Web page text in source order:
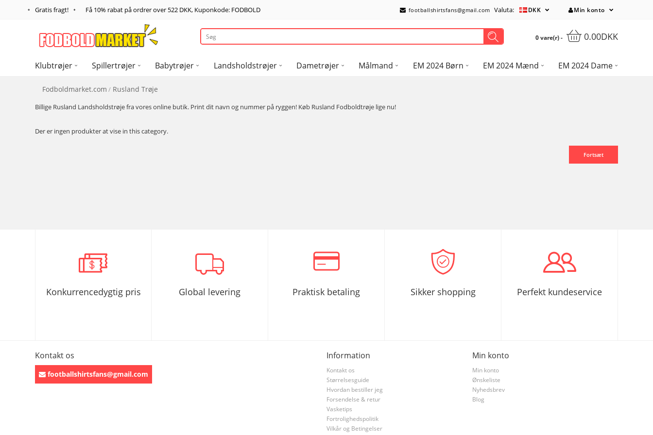
Gratis fragt! Få 10% rabat på ordrer over 522 DKK, Kuponkode: FODBOLD footballshirtsfans@gmail.com Valuta: DKK Min konto
0 vare(r) - 0.00DKK
Klubtrøjer Spillertrøjer Babytrøjer Landsholdstrøjer Dametrøjer Målmand EM 2024 Børn EM 2024 Mænd EM 2024 Dame
Fodboldmarket.com Rusland Trøje
Billige Rusland Landsholdstrøje fra vores online butik. Print dit navn og nummer på ryggen! Køb Rusland Fodboldtrøje lige nu!
Der er ingen produkter at vise in this category.
Fortsæt
Konkurrencedygtig pris Global levering Praktisk betaling Sikker shopping Perfekt kundeservice
Kontakt os
footballshirtsfans@gmail.com
Information
Kontakt os
Størrelsesguide
Hvordan bestiller jeg
Forsendelse & retur
Vasketips
Fortrolighedspolitik
Vilkår og Betingelser
Min konto
Min konto
Ønskeliste
Nyhedsbrev
Blog